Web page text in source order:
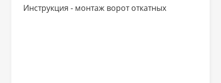
Инструкция - монтаж ворот откатных